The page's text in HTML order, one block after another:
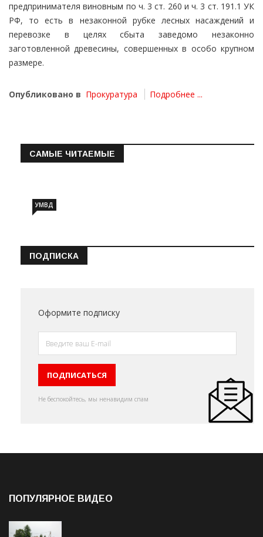
предпринимателя виновным по ч. 3 ст. 260 и ч. 3 ст. 191.1 УК
РФ, то есть в незаконной рубке лесных насаждений и
перевозке в целях сбыта заведомо незаконно
заготовленной древесины, совершенных в особо крупном
размере.
Опубликовано в Прокуратура Подробнее ...
САМЫЕ ЧИТАЕМЫЕ
УМВД
ПОДПИСКА
Оформите подписку
Не беспокойтесь, мы ненавидим спам
ПОПУЛЯРНОЕ ВИДЕО